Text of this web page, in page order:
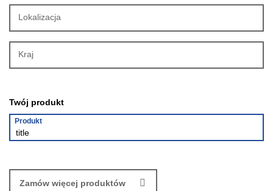
Lokalizacja
Kraj
Twój produkt
Produkt
Zamów więcej produktów